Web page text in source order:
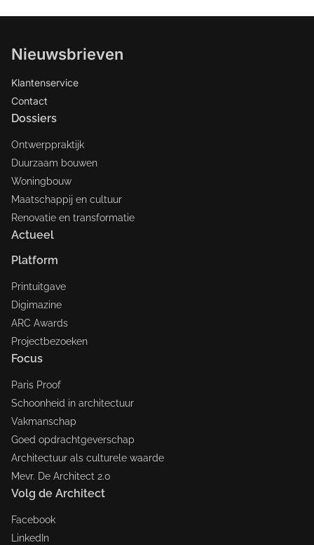
Nieuwsbrieven
Klantenservice
Contact
Dossiers
Ontwerppraktijk
Duurzaam bouwen
Woningbouw
Maatschappij en cultuur
Renovatie en transformatie
Actueel
Platform
Printuitgave
Digimazine
ARC Awards
Projectbezoeken
Focus
Paris Proof
Schoonheid in architectuur
Vakmanschap
Goed opdrachtgeverschap
Architectuur als culturele waarde
Mevr. De Architect 2.0
Volg de Architect
Facebook
LinkedIn